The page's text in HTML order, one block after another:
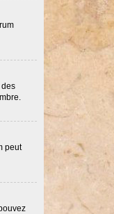
des
peut